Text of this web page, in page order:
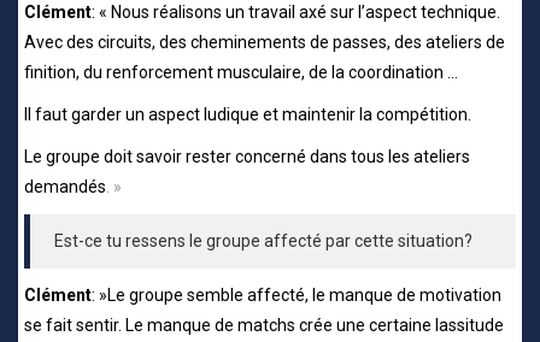
Clément: « Nous réalisons un travail axé sur l’aspect technique.
Avec des circuits, des cheminements de passes, des ateliers de
finition, du renforcement musculaire, de la coordination …
Il faut garder un aspect ludique et maintenir la compétition.
Le groupe doit savoir rester concerné dans tous les ateliers
demandés . »
Est-ce tu ressens le groupe affecté par cette situation?
Clément: »Le groupe semble affecté, le manque de motivation
se fait sentir. Le manque de matchs crée une certaine lassitude